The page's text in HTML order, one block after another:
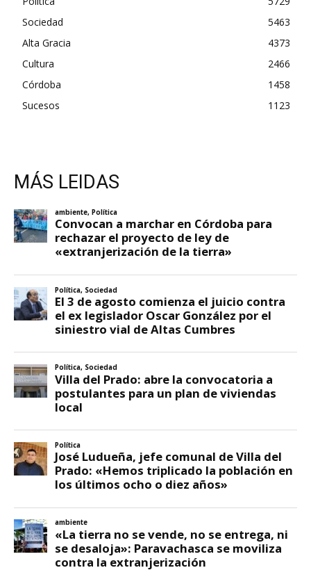
Sociedad
5463
Alta Gracia
4373
Cultura
2466
Córdoba
1458
Sucesos
1123
MÁS LEIDAS